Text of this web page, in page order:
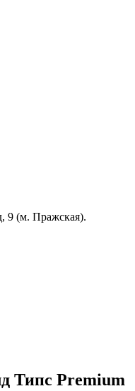
9 (м. Пражская).
Типс Premium